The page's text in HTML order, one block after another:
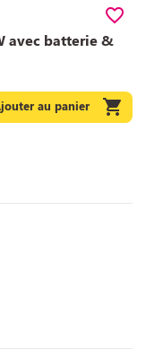
favorite_border
avec batterie &
au panier 